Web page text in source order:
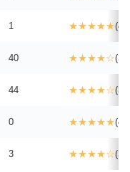
1 ★★★★★
40 ★★★★☆
44 ★★★★☆
0 ★★★★★
3 ★★★★☆